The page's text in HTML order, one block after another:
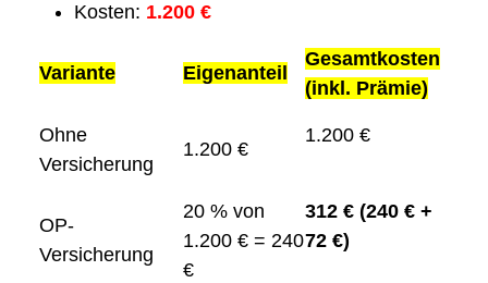
Kosten: 1.200 €
Variante Eigenanteil
Gesamtkosten
(inkl. Prämie)
Ohne
Versicherung
1.200 €
1.200 €
OP-
Versicherung
20 % von
1.200 € = 240
€
312 € (240 € +
72 €)